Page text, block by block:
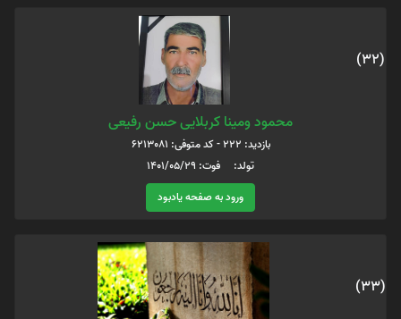
(32)
محمود ومینا کربلایی حسن رفیعی
بازدید: 222 - کد متوفی: 6213081
تولد: فوت: 1401/05/29
ورود به صفحه یادبود
(33)